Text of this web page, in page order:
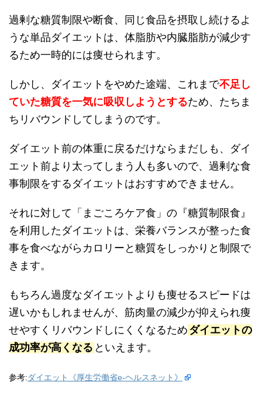
過剰な糖質制限や断食、同じ食品を摂取し続けるよ
うな単品ダイエットは、体脂肪や内臓脂肪が減少す
るため一時的には痩せられます。
しかし、ダイエットをやめた途端、これまで不足し
ていた糖質を一気に吸収しようとするため、たちま
ちリバウンドしてしまうのです。
ダイエット前の体重に戻るだけならまだしも、ダイ
エット前より太ってしまう人も多いので、過剰な食
事制限をするダイエットはおすすめできません。
それに対して「まごころケア食」の『糖質制限食』
を利用したダイエットは、栄養バランスが整った食
事を食べながらカロリーと糖質をしっかりと制限で
きます。
もちろん過度なダイエットよりも痩せるスピードは
遅いかもしれませんが、筋肉量の減少が抑えられ痩
せやすくリバウンドしにくくなるため ダイエットの
成功率が高くなる といえます。
参考:ダイエット《厚生労働省e-ヘルスネット》